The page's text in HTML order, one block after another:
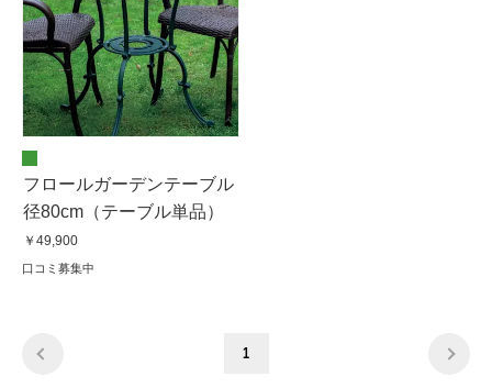
フロールガーデンテーブル
径80cm（テーブル単品）
￥49,900
口コミ募集中
1